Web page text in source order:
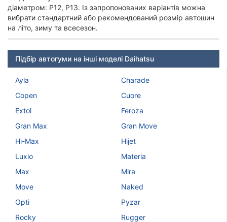
діаметром: Р12, Р13. Із запропонованих варіантів можна
вибрати стандартний або рекомендований розмір автошин
на літо, зиму та всесезон.
Підбір автогуми на інші моделі Daihatsu
Ayla
Charade
Copen
Cuore
Extol
Feroza
Gran Max
Gran Move
Hi-Max
Hijet
Luxio
Materia
Max
Mira
Move
Naked
Opti
Pyzar
Rocky
Rugger